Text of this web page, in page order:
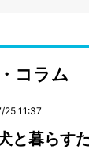
コラム
25 11:37
と暮らす